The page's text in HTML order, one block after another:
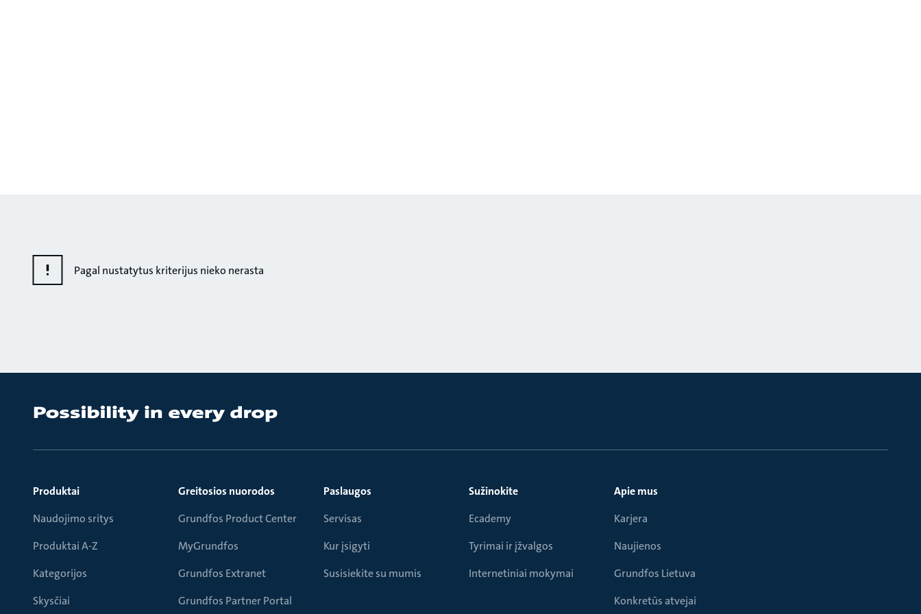
Pagal nustatytus kriterijus nieko nerasta
Produktai
Naudojimo sritys
Produktai A-Z
Kategorijos
Skysčiai
Greitosios nuorodos
Grundfos Product Center
MyGrundfos
Grundfos Extranet
Grundfos Partner Portal
Paslaugos
Servisas
Kur įsigyti
Susisiekite su mumis
Sužinokite
Ecademy
Tyrimai ir įžvalgos
Internetiniai mokymai
Apie mus
Karjera
Naujienos
Grundfos Lietuva
Konkretūs atvejai